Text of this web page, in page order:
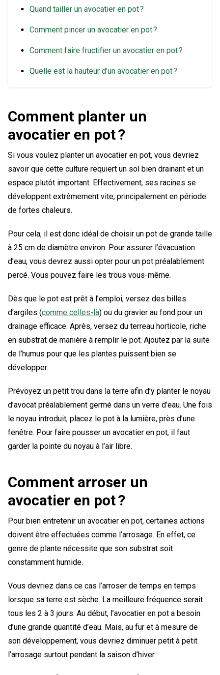
Quand tailler un avocatier en pot ?
Comment pincer un avocatier en pot ?
Comment faire fructifier un avocatier en pot ?
Quelle est la hauteur d’un avocatier en pot ?
Comment planter un
avocatier en pot ?
Si vous voulez planter un avocatier en pot, vous devriez
savoir que cette culture requiert un sol bien drainant et un
espace plutôt important. Effectivement, ses racines se
développent extrêmement vite, principalement en période
de fortes chaleurs.
Pour cela, il est donc idéal de choisir un pot de grande taille
à 25 cm de diamètre environ. Pour assurer l’évacuation
d’eau, vous devrez aussi opter pour un pot préalablement
percé. Vous pouvez faire les trous vous-même.
Dès que le pot est prêt à l’emploi, versez des billes
d’argiles (comme celles-là) ou du gravier au fond pour un
drainage efficace. Après, versez du terreau horticole, riche
en substrat de manière à remplir le pot. Ajoutez par la suite
de l’humus pour que les plantes puissent bien se
développer.
Prévoyez un petit trou dans la terre afin d’y planter le noyau
d’avocat préalablement germé dans un verre d’eau. Une fois
le noyau introduit, placez le pot à la lumière, près d’une
fenêtre. Pour faire pousser un avocatier en pot, il faut
garder la pointe du noyau à l’air libre.
Comment arroser un
avocatier en pot ?
Pour bien entretenir un avocatier en pot, certaines actions
doivent être effectuées comme l’arrosage. En effet, ce
genre de plante nécessite que son substrat soit
constamment humide.
Vous devriez dans ce cas l’arroser de temps en temps
lorsque sa terre est sèche. La meilleure fréquence serait
tous les 2 à 3 jours. Au début, l’avocatier en pot a besoin
d’une grande quantité d’eau. Mais, au fur et à mesure de
son développement, vous devriez diminuer petit à petit
l’arrosage surtout pendant la saison d’hiver.